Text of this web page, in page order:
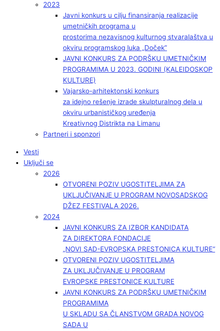
2023
Javni konkurs u cilju finansiranja realizacije
umetničkih programa u
prostorima nezavisnog kulturnog stvaralaštva u
okviru programskog luka „Doček”
JAVNI KONKURS ZA PODRŠKU UMETNIČKIM
PROGRAMIMA U 2023. GODINI (KALEIDOSKOP
KULTURE)
Vajarsko-arhitektonski konkurs
za idejno rešenje izrade skulpturalnog dela u
okviru urbanističkog uređenja
Kreativnog Distrikta na Limanu
Partneri i sponzori
Vesti
Uključi se
2026
OTVORENI POZIV UGOSTITELJIMA ZA
UKLJUČIVANJE U PROGRAM NOVOSADSKOG
DŽEZ FESTIVALA 2026.
2024
JAVNI KONKURS ZA IZBOR KANDIDATA
ZA DIREKTORA FONDACIJE
„NOVI SAD-EVROPSKA PRESTONICA KULTURE“
OTVORENI POZIV UGOSTITELJIMA
ZA UKLJUČIVANJE U PROGRAM
EVROPSKE PRESTONICE KULTURE
JAVNI KONKURS ZA PODRŠKU UMETNIČKIM
PROGRAMIMA
U SKLADU SA ČLANSTVOM GRADA NOVOG
SADA U